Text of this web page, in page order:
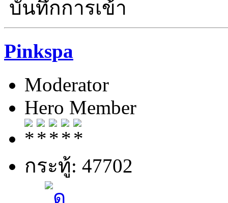
บันทึกการเข้า
Pinkspa
Moderator
Hero Member
กระทู้: 47702